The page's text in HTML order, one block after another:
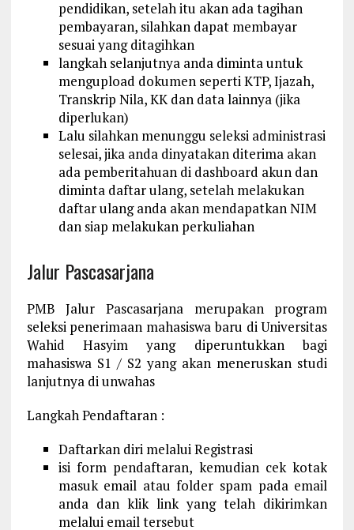
pendidikan, setelah itu akan ada tagihan
pembayaran, silahkan dapat membayar
sesuai yang ditagihkan
langkah selanjutnya anda diminta untuk
mengupload dokumen seperti KTP, Ijazah,
Transkrip Nila, KK dan data lainnya (jika
diperlukan)
Lalu silahkan menunggu seleksi administrasi
selesai, jika anda dinyatakan diterima akan
ada pemberitahuan di dashboard akun dan
diminta daftar ulang, setelah melakukan
daftar ulang anda akan mendapatkan NIM
dan siap melakukan perkuliahan
Jalur Pascasarjana
PMB Jalur Pascasarjana merupakan program
seleksi penerimaan mahasiswa baru di Universitas
Wahid Hasyim yang diperuntukkan bagi
mahasiswa S1 / S2 yang akan meneruskan studi
lanjutnya di unwahas
Langkah Pendaftaran :
Daftarkan diri melalui Registrasi
isi form pendaftaran, kemudian cek kotak
masuk email atau folder spam pada email
anda dan klik link yang telah dikirimkan
melalui email tersebut